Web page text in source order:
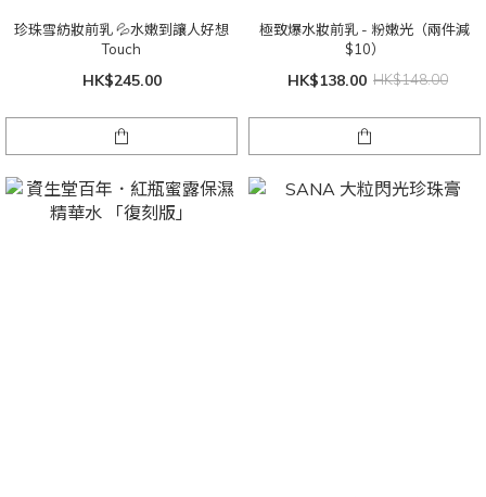
珍珠雪紡妝前乳 💦水嫩到讓人好想
Touch
HK$245.00
極致爆水妝前乳 - 粉嫩光（兩件減
$10）
HK$138.00 HK$148.00